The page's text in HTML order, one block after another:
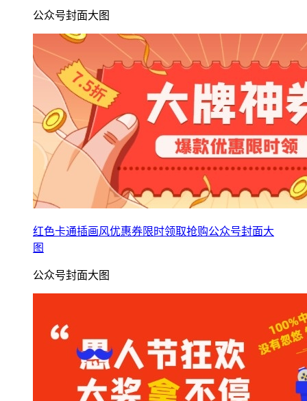
公众号封面大图
红色卡通插画风优惠券限时领取抢购公众号封面大
图
公众号封面大图